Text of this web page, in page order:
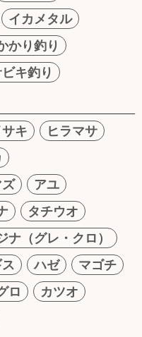
イカメタル
かり釣り
キ釣り
キ
ヒラマサ
アユ
タチウオ
ナ（グレ・クロ）
ハゼ
マゴチ
ロ
カツオ